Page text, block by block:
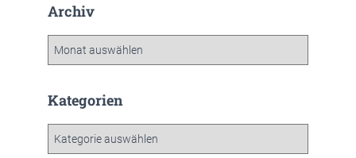
Archiv
h
Kategorien